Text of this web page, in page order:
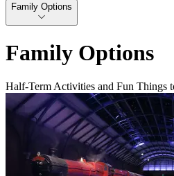
Family Options
Family Options
Half-Term Activities and Fun Things